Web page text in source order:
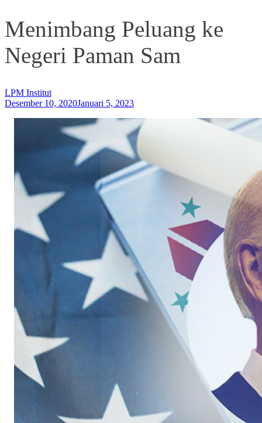
Menimbang Peluang ke
Negeri Paman Sam
LPM Institut
Desember 10, 2020Januari 5, 2023